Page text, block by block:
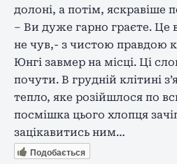
долоні, а потім, яскравіше
– Ви дуже гарно граєте. Це
не чув,- з чистою правдою
Юнгі завмер на місці. Ці
почути. В грудній клітині
тепло, яке розійшлося по
посмішка цього хлопця
зацікавитись ним…
Подобається